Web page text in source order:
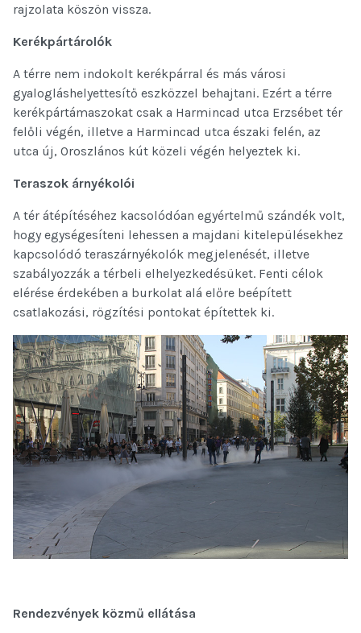
rajzolata köszön vissza.
Kerékpártárolók
A térre nem indokolt kerékpárral és más városi
gyalogláshelyettesítő eszközzel behajtani. Ezért a térre
kerékpártámaszokat csak a Harmincad utca Erzsébet tér
felőli végén, illetve a Harmincad utca északi felén, az
utca új, Oroszlános kút közeli végén helyeztek ki.
Teraszok árnyékolói
A tér átépítéséhez kacsolódóan egyértelmű szándék volt,
hogy egységesíteni lehessen a majdani kitelepülésekhez
kapcsolódó teraszárnyékolók megjelenését, illetve
szabályozzák a térbeli elhelyezkedésüket. Fenti célok
elérése érdekében a burkolat alá előre beépített
csatlakozási, rögzítési pontokat építettek ki.
Rendezvények közmű ellátása